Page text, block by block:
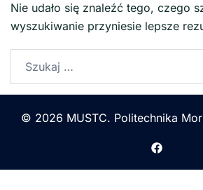
Nie udało się znaleźć tego, czego
wyszukiwanie przyniesie lepsze
© 2026 MUSTC. Politechnika